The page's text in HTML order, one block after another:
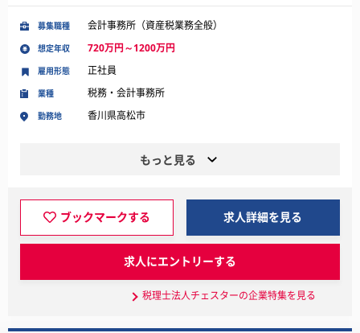
募集職種 会計事務所（資産税業務全般）
想定年収 720万円～1200万円
業種 税務・会計事務所
勤務地 香川県高松市
雇用形態 正社員
もっと見る
ブックマークする 求人詳細を見る
求人にエントリーする
税理士法人チェスターの企業特集を見る